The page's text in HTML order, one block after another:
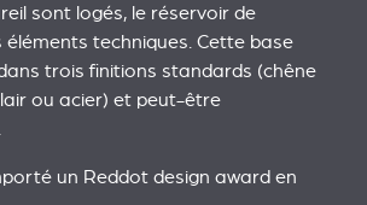
sont logés, le réservoir de
éléments techniques. Cette base
trois finitions standards (chêne
ou acier) et peut-être
un Reddot design award en